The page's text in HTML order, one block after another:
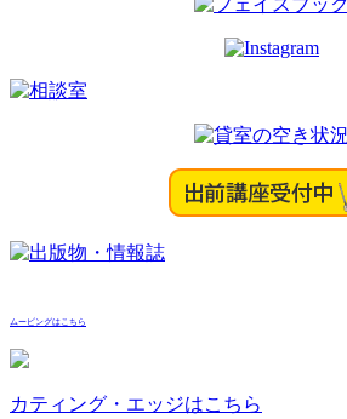
ョ
ムービングはこちら
カティング・エッジはこちら